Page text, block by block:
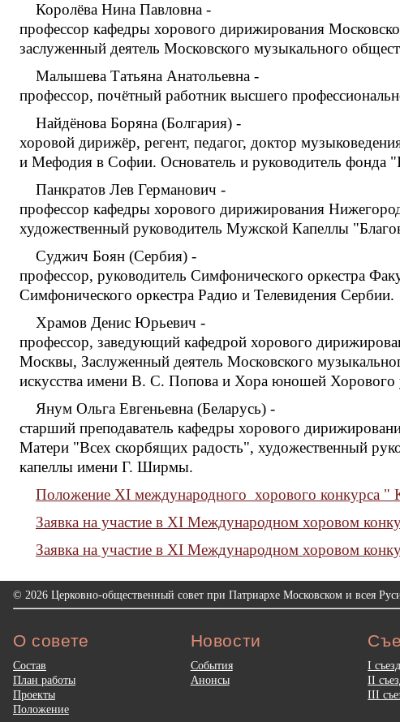
Королёва Нина Павловна -
профессор кафедры хорового дирижирования
заслуженный деятель Московского музыкального
Малышева Татьяна Анатольевна -
профессор, почётный работник высшего
Найдёнова Боряна (Болгария) -
хоровой дирижёр, регент, педагог, доктор
и Мефодия в Софии. Основатель и руководитель фонда
Панкратов Лев Германович -
профессор кафедры хорового дирижирования
художественный руководитель Мужской Капеллы
Суджич Боян (Сербия) -
профессор, руководитель Симфонического оркестра
Симфонического оркестра Радио и Телевидения Сербии.
Храмов Денис Юрьевич -
профессор, заведующий кафедрой хорового
Москвы, Заслуженный деятель Московского
искусства имени В. С. Попова и Хора юношей
Янум Ольга Евгеньевна (Беларусь) -
старший преподаватель кафедры хорового
Матери "Всех скорбящих радость", художественный
капеллы имени Г. Ширмы.
Положение XI международного хорового конкурса
Заявка на участие в ХI Международном хоровом
Заявка на участие в ХI Международном хоровом
© 2026 Церковно-общественный совет при Патриархе Московском и всея
О совете
Состав
План работы
Проекты
Положение
Новости
События
Анонсы
I съезд
II
III